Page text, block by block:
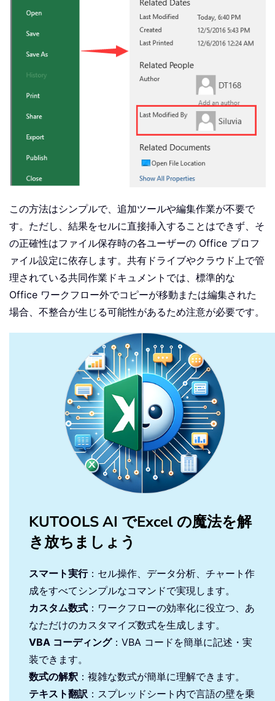
この方法はシンプルで、追加ツールや編集作業が不要で
す。ただし、結果をセルに直接挿入することはできず、そ
の正確性はファイル保存時の各ユーザーの Office プロフ
ァイル設定に依存します。共有ドライブやクラウド上で管
理されている共同作業ドキュメントでは、標準的な
Office ワークフロー外でコピーが移動または編集された
場合、不整合が生じる可能性があるため注意が必要です。
KUTOOLS AI でExcel の魔法を解
き放ちましょう
スマート実行：セル操作、データ分析、チャート作
成をすべてシンプルなコマンドで実現します。
カスタム数式 ：ワークフローの効率化に役立つ、あ
なただけのカスタマイズ数式を生成します。
VBA コーディング：VBA コードを簡単に記述・実
装できます。
数式の解釈 ：複雑な数式が簡単に理解できます。
テキスト翻訳 ：スプレッドシート内で言語の壁を乗